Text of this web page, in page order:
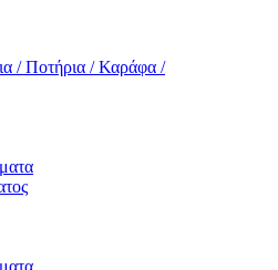
/ Ποτήρια / Καράφα /